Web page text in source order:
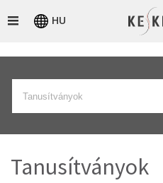
HU
Tanusítványok
Tanusítványok